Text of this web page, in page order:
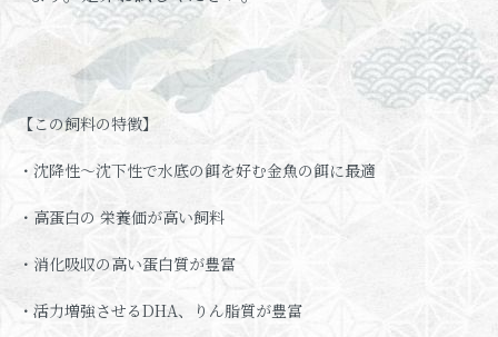
【この飼料の特徴】
・沈降性～沈下性で水底の餌を好む金魚の餌に最適
・高蛋白の 栄養価が高い飼料
・消化吸収の高い蛋白質が豊富
・活力増強させるDHA、りん脂質が豊富